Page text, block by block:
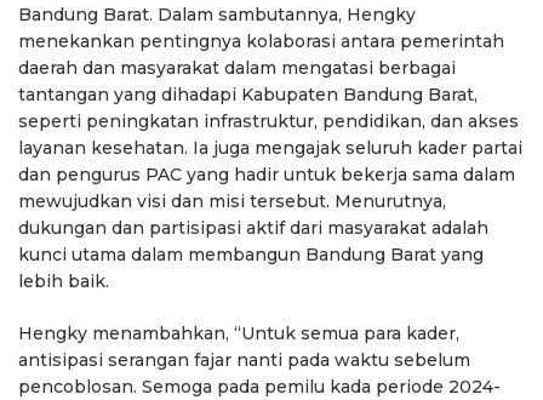
Bandung Barat. Dalam sambutannya, Hengky
menekankan pentingnya kolaborasi antara pemerintah
daerah dan masyarakat dalam mengatasi berbagai
tantangan yang dihadapi Kabupaten Bandung Barat,
seperti peningkatan infrastruktur, pendidikan, dan akses
layanan kesehatan. Ia juga mengajak seluruh kader partai
dan pengurus PAC yang hadir untuk bekerja sama dalam
mewujudkan visi dan misi tersebut. Menurutnya,
dukungan dan partisipasi aktif dari masyarakat adalah
kunci utama dalam membangun Bandung Barat yang
lebih baik.
Hengky menambahkan, “Untuk semua para kader,
antisipasi serangan fajar nanti pada waktu sebelum
pencoblosan. Semoga pada pemilu kada periode 2024-